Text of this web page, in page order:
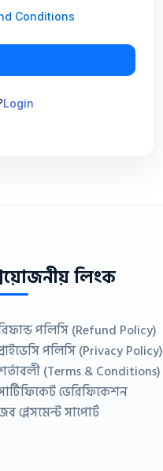
Conditions
Login
লিংক
পলিসি (Refund Policy)
পলিসি (Privacy Policy)
(Terms & Conditions)
ভেরিফিকেশন
প্লেসমেন্ট সাপোর্ট